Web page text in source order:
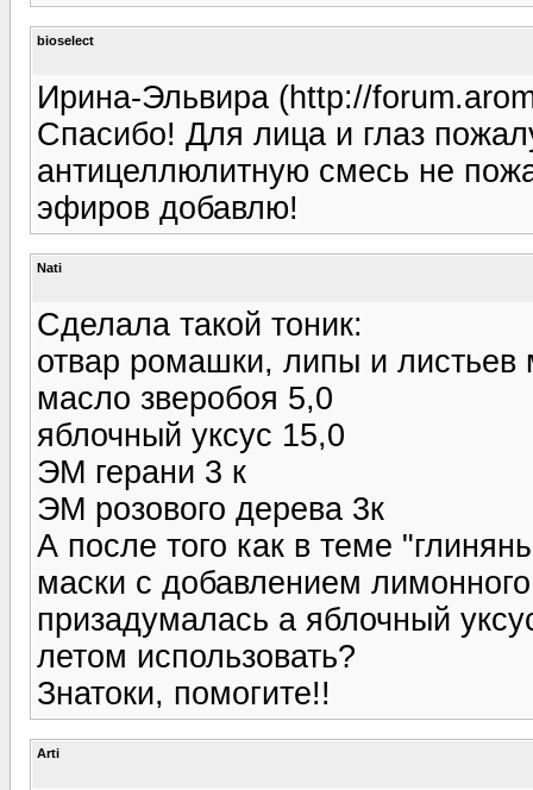
bioselect
Ирина-Эльвира (http://
Спасибо! Для лица и глаз
антицеллюлитную смесь не
эфиров добавлю!
Nati
Сделала такой тоник:
отвар ромашки, липы и
масло зверобоя 5,0
яблочный уксус 15,0
ЭМ герани 3 к
ЭМ розового дерева 3к
А после того как в теме
маски с добавлением
призадумалась а яблочный
летом использовать?
Знатоки, помогите!!
Arti